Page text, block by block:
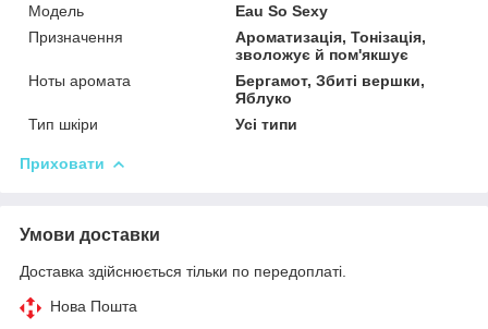
Мoдель
Eau So Sexy
Призначення
Ароматизація, Тонізація,
зволожує й пом'якшує
Ноты аромата
Бергамот, Збиті вершки,
Яблуко
Тип шкіри
Усі типи
Приховати
Умови доставки
Доставка здійснюється тільки по передоплаті.
Нова Пошта